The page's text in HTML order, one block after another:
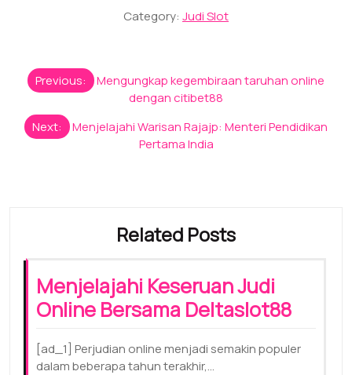
Category: Judi Slot
Post
navigation
Previous:
Mengungkap kegembiraan taruhan online
dengan citibet88
Next:
Menjelajahi Warisan Rajajp: Menteri Pendidikan
Pertama India
Related Posts
Menjelajahi Keseruan Judi
Online Bersama Deltaslot88
[ad_1] Perjudian online menjadi semakin populer
dalam beberapa tahun terakhir,…